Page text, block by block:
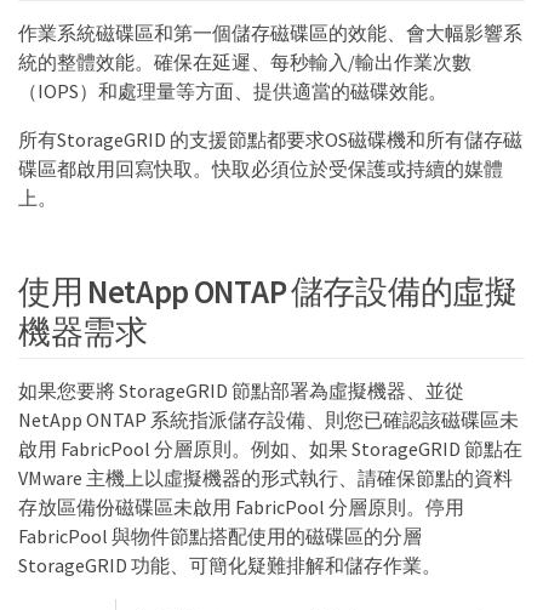
作業系統磁碟區和第一個儲存磁碟區的效能、會大幅影響系
統的整體效能。確保在延遲、每秒輸入/輸出作業次數
（IOPS）和處理量等方面、提供適當的磁碟效能。
所有StorageGRID 的支援節點都要求OS磁碟機和所有儲存磁
碟區都啟用回寫快取。快取必須位於受保護或持續的媒體
上。
使用 NetApp ONTAP 儲存設備的虛擬
機器需求
如果您要將 StorageGRID 節點部署為虛擬機器、並從
NetApp ONTAP 系統指派儲存設備、則您已確認該磁碟區未
啟用 FabricPool 分層原則。例如、如果 StorageGRID 節點在
VMware 主機上以虛擬機器的形式執行、請確保節點的資料
存放區備份磁碟區未啟用 FabricPool 分層原則。停用
FabricPool 與物件節點搭配使用的磁碟區的分層
StorageGRID 功能、可簡化疑難排解和儲存作業。